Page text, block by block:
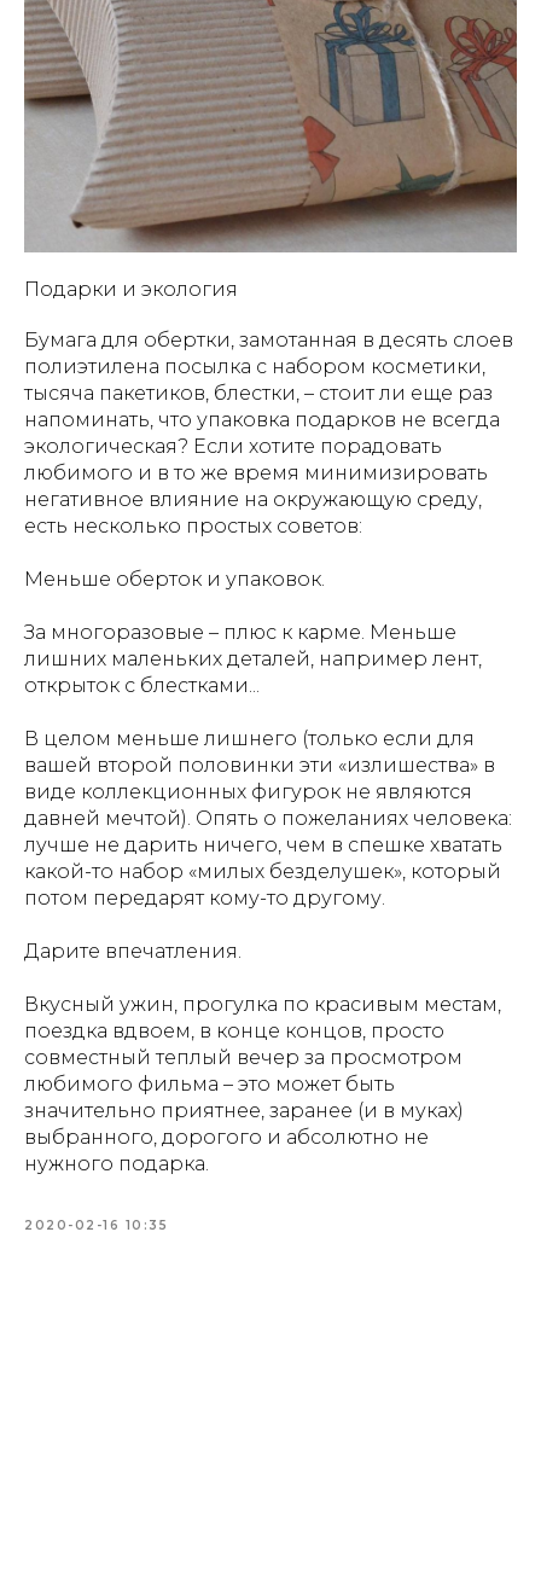
Подарки и экология
Бумага для обертки, замотанная в десять слоев
полиэтилена посылка с набором косметики,
тысяча пакетиков, блестки, – стоит ли еще раз
напоминать, что упаковка подарков не всегда
экологическая? Если хотите порадовать
любимого и в то же время минимизировать
негативное влияние на окружающую среду,
есть несколько простых советов:
Меньше оберток и упаковок.
За многоразовые – плюс к карме. Меньше
лишних маленьких деталей, например лент,
открыток с блестками...
В целом меньше лишнего (только если для
вашей второй половинки эти «излишества» в
виде коллекционных фигурок не являются
давней мечтой). Опять о пожеланиях человека:
лучше не дарить ничего, чем в спешке хватать
какой-то набор «милых безделушек», который
потом передарят кому-то другому.
Дарите впечатления.
Вкусный ужин, прогулка по красивым местам,
поездка вдвоем, в конце концов, просто
совместный теплый вечер за просмотром
любимого фильма – это может быть
значительно приятнее, заранее (и в муках)
выбранного, дорогого и абсолютно не
нужного подарка.
2020-02-16 10:35